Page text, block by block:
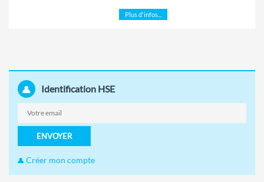
Plus d'infos...
Identification HSE
ENVOYER
Créer mon compte